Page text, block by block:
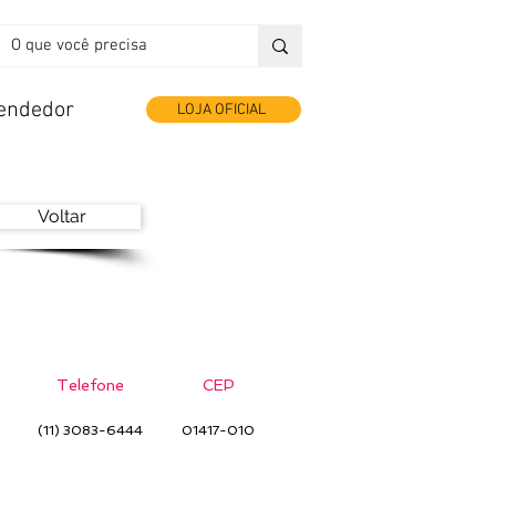
LOJA OFICIAL
Voltar
Telefone CEP
(11) 3083-6444 01417-010